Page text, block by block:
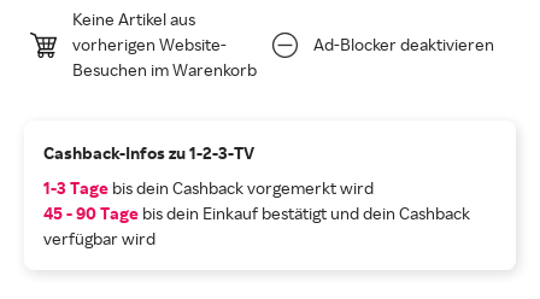
Keine Artikel aus
vorherigen Website-
Besuchen im Warenkorb
Ad-Blocker deaktivieren
Cashback-Infos zu 1-2-3-TV
1-3 Tage bis dein Cashback vorgemerkt wird
45 - 90 Tage bis dein Einkauf bestätigt und dein Cashback
verfügbar wird